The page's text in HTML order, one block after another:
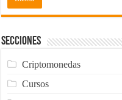
Secciones
Criptomonedas
Cursos